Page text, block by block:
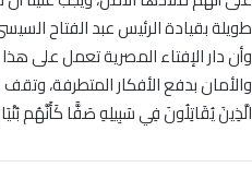
طويلة بقيادة الرئيس عبد الفتاح
وأن دار الإفتاء المصرية تعمل على
والأمان بدفع الأفكار المتطرفة،
الَّذِينَ يُقَاتِلُونَ فِي سَبِيلِهِ صَفًّا كَأَنَّهُم